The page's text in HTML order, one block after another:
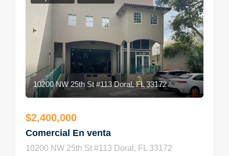
10200 NW 25th St #113 Doral, FL 33172
$2,400,000
Comercial En venta
10200 NW 25th St #113 Doral, FL 33172